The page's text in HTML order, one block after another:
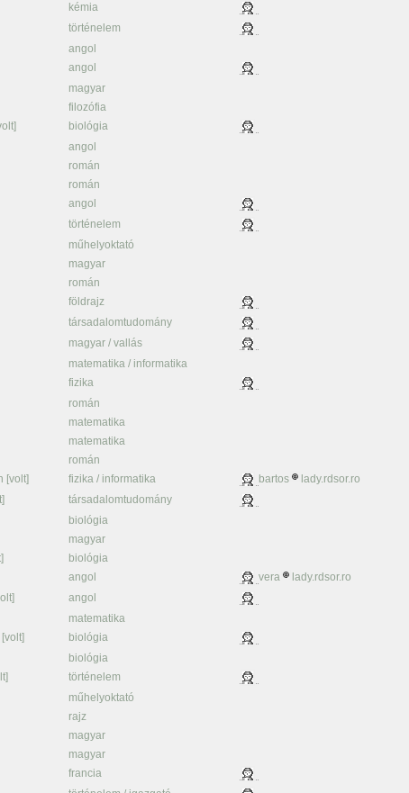
kémia
történelem
angol
angol
magyar
filozófia
biológia
angol
román
román
angol
történelem
műhelyoktató
magyar
román
földrajz
társadalomtudomány
magyar / vallás
matematika / informatika
fizika
román
matematika
matematika
román
[volt] fizika / informatika bartos lady.rdsor.ro
társadalomtudomány
biológia
magyar
biológia
angol vera lady.rdsor.ro
angol
matematika
biológia
biológia
történelem
műhelyoktató
rajz
magyar
magyar
francia